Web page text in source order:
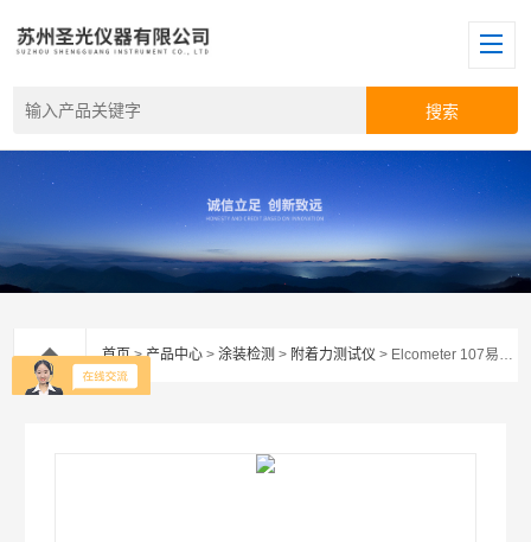
首页>产品中心 >涂装检测 > 附着力测试仪 > Elcometer 107易高十字划割器